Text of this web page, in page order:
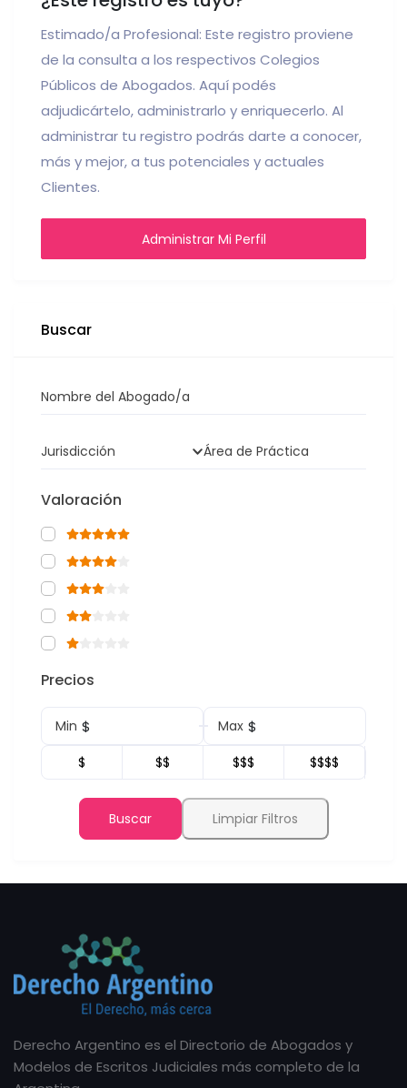
Estimado/a Profesional: Este registro proviene
de la consulta a los respectivos Colegios
Públicos de Abogados. Aquí podés
adjudicártelo, administrarlo y enriquecerlo. Al
administrar tu registro podrás darte a conocer,
más y mejor, a tus potenciales y actuales
Clientes.
Administrar Mi Perfil
Buscar
Nombre del Abogado/a
Jurisdicción Área de Práctica
Valoración
Precios
Min $ Max $
$ $$ $$$ $$$$
Buscar Limpiar Filtros
Derecho Argentino es el Directorio de Abogados y
Modelos de Escritos Judiciales más completo de la